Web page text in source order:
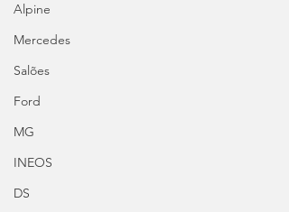
Alpine
Mercedes
Salões
Ford
MG
INEOS
DS